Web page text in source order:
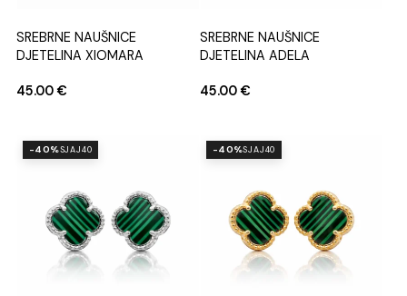
SREBRNE NAUŠNICE
DJETELINA XIOMARA
45.00€
SREBRNE NAUŠNICE
DJETELINA ADELA
45.00€
-40%SJAJ40 -40%SJAJ40